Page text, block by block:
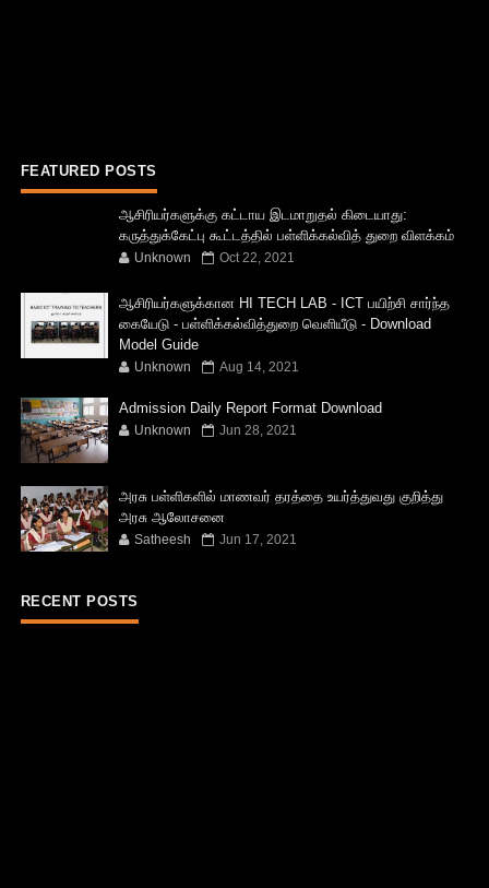
FEATURED POSTS
ஆசிரியர்களுக்கு கட்டாய இடமாறுதல் கிடையாது:
கருத்துக்கேட்பு கூட்டத்தில் பள்ளிக்கல்வித் துறை விளக்கம்
Unknown Oct 22, 2021
ஆசிரியர்களுக்கான HI TECH LAB - ICT பயிற்சி சார்ந்த
கையேடு - பள்ளிக்கல்வித்துறை வெளியீடு - Download
Model Guide
Unknown Aug 14, 2021
Admission Daily Report Format Download
Unknown Jun 28, 2021
அரசு பள்ளிகளில் மாணவர் தரத்தை உயர்த்துவது குறித்து
அரசு ஆலோசனை
Satheesh Jun 17, 2021
RECENT POSTS